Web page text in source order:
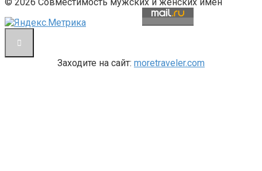
© 2026 Совместимость мужских и женских имен
Заходите на сайт: moretraveler.com